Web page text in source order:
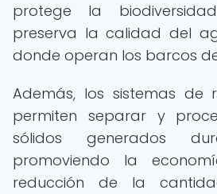
protege la
preserva la calidad del
donde operan los barcos
Además, los sistemas de
permiten separar y
sólidos generados
promoviendo la
reducción de la